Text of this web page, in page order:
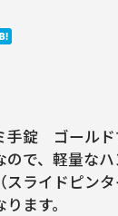
手錠 ゴールド
で、軽量なハ
スライドピン
ます。